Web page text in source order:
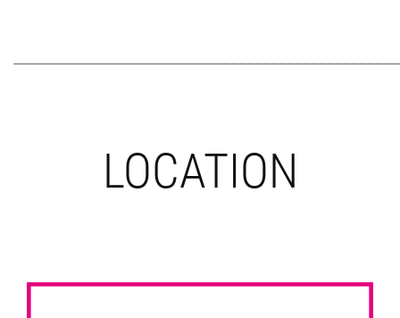
LOCATION